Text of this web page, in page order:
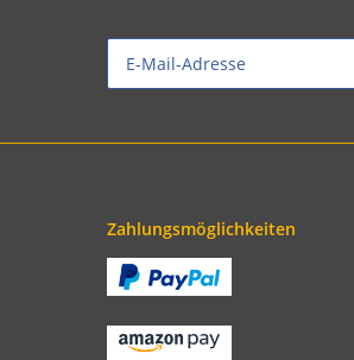
Zahlungsmöglichkeiten